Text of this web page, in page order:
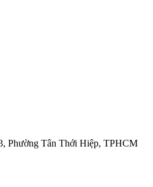
Phường Tân Thới Hiệp, TPHCM